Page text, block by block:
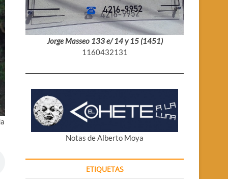
Jorge Masseo 133 e/ 14 y 15 (1451)
1160432131
Notas de Alberto Moya
ETIQUETAS